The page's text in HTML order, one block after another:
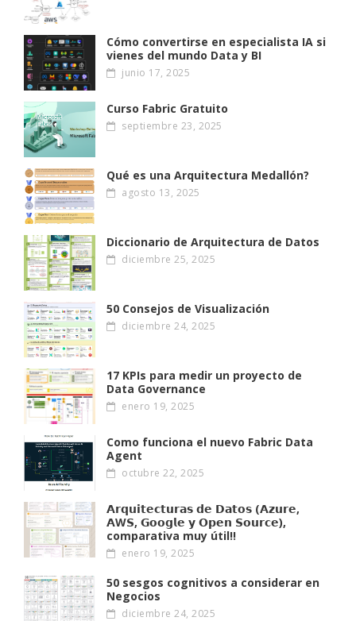
Cómo convertirse en especialista IA si
vienes del mundo Data y BI
junio 17, 2025
Curso Fabric Gratuito
septiembre 23, 2025
Qué es una Arquitectura Medallón?
agosto 13, 2025
Diccionario de Arquitectura de Datos
diciembre 25, 2025
50 Consejos de Visualización
diciembre 24, 2025
17 KPIs para medir un proyecto de
Data Governance
enero 19, 2025
Como funciona el nuevo Fabric Data
Agent
octubre 22, 2025
𝗔𝗿𝗾𝘂𝗶𝘁𝗲𝗰𝘁𝘂𝗿𝗮𝘀 𝗱𝗲 𝗗𝗮𝘁𝗼𝘀 (𝗔𝘇𝘂𝗿𝗲,
𝗔W𝗦, 𝗚𝗼𝗼𝗴𝗹𝗲 𝘆 𝗢𝗽𝗲𝗻 𝗦𝗼𝘂𝗿𝗰𝗲),
comparativa muy útil!!
enero 19, 2025
50 sesgos cognitivos a considerar en
Negocios
diciembre 24, 2025